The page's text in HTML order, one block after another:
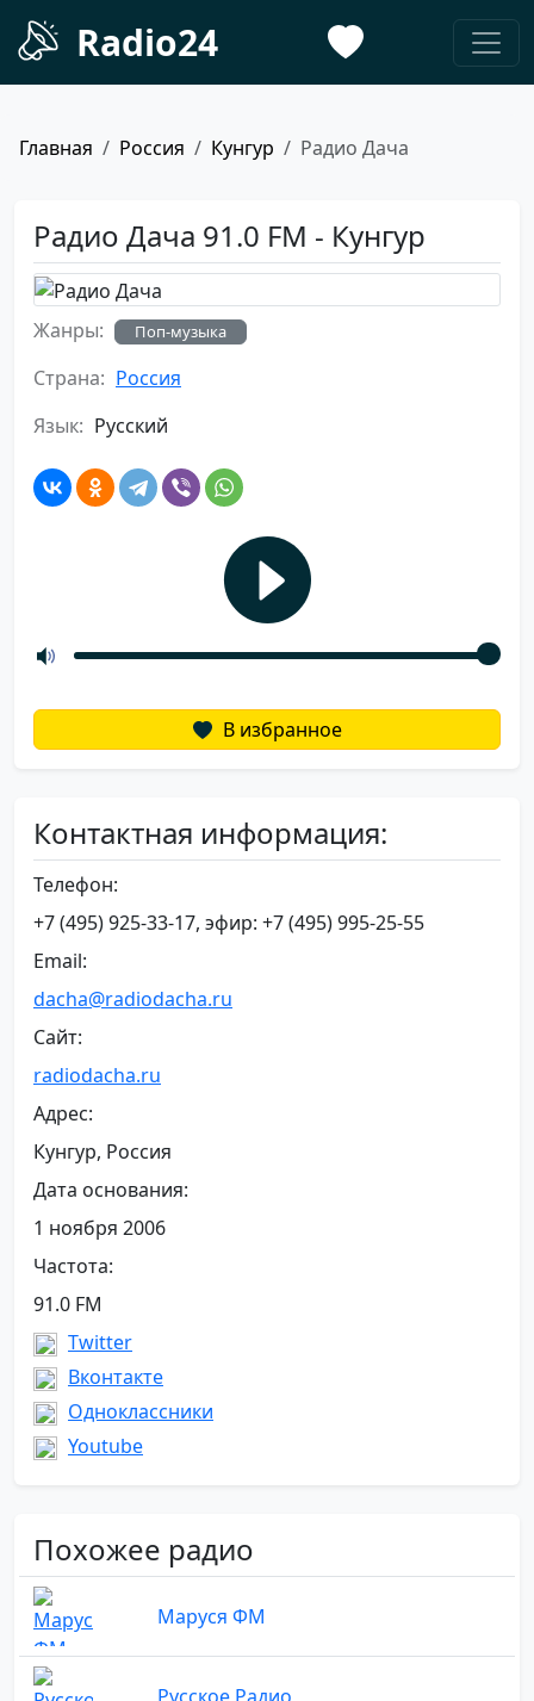
Radio24
Главная Россия Кунгур Радио Дача
Радио Дача 91.0 FM - Кунгур
Жанры: Поп-музыка
Страна: Россия
Язык: Русский
В избранное
Контактная информация:
Телефон:
+7 (495) 925-33-17, эфир: +7 (495) 995-25-55
Email:
dacha@radiodacha.ru
Сайт:
radiodacha.ru
Адрес:
Кунгур, Россия
Дата основания:
1 ноября 2006
Частота:
91.0 FM
Twitter
Вконтакте
Одноклассники
Youtube
Похожее радио
Маруся ФМ